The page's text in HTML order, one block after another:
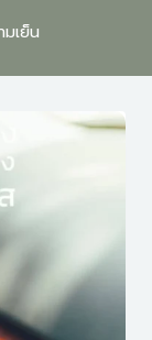
เย็น